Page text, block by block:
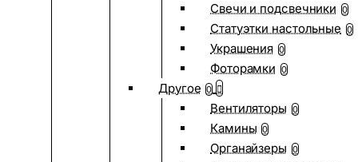
Свечи и подсвечники 0
Статуэтки настольные 0
Украшения 0
Фоторамки 0
Другое 0
Вентиляторы 0
Камины 0
Органайзеры 0